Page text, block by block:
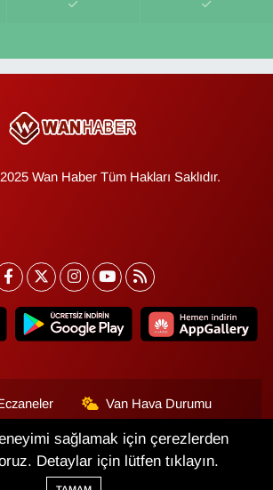
Wan Haber Tüm Hakları Saklıdır.
Van Hava Durumu
Van Trafik Yoğunluk
Haritası
sağlamak için çerezlerden
Detaylar için lütfen tıklayın.